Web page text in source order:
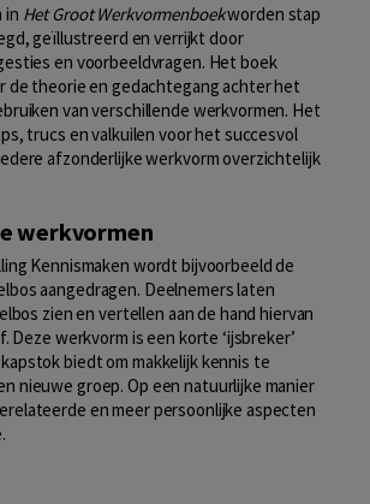
in Het Groot Werkvormenboekworden stap
geïllustreerd en verrijkt door
en voorbeeldvragen. Het boek
de theorie en gedachtegang achter het
van verschillende werkvormen. Het
trucs en valkuilen voor het succesvol
afzonderlijke werkvorm overzichtelijk
werkvormen
Kennismaken wordt bijvoorbeeld de
aangedragen. Deelnemers laten
zien en vertellen aan de hand hiervan
Deze werkvorm is een korte ‘ijsbreker’
biedt om makkelijk kennis te
nieuwe groep. Op een natuurlijke manier
en meer persoonlijke aspecten